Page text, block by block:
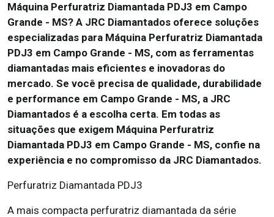
Máquina Perfuratriz Diamantada PDJ3 em Campo
Grande - MS? A JRC Diamantados oferece soluções
especializadas para Máquina Perfuratriz Diamantada
PDJ3 em Campo Grande - MS, com as ferramentas
diamantadas mais eficientes e inovadoras do
mercado. Se você precisa de qualidade, durabilidade
e performance em Campo Grande - MS, a JRC
Diamantados é a escolha certa. Em todas as
situações que exigem Máquina Perfuratriz
Diamantada PDJ3 em Campo Grande - MS, confie na
experiência e no compromisso da JRC Diamantados.
Perfuratriz Diamantada PDJ3
A mais compacta perfuratriz diamantada da série